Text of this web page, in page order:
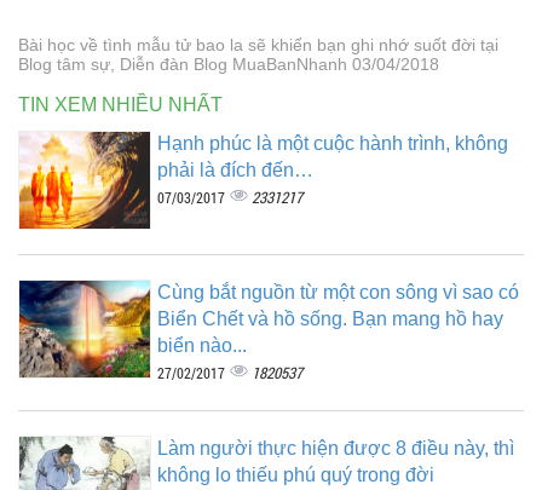
Bài học về tình mẫu tử bao la sẽ khiến bạn ghi nhớ suốt đời tại
Blog tâm sự, Diễn đàn Blog MuaBanNhanh 03/04/2018
TIN XEM NHIỀU NHẤT
Hạnh phúc là một cuộc hành trình, không
phải là đích đến…
07/03/2017 2331217
Cùng bắt nguồn từ một con sông vì sao có
Biển Chết và hồ sống. Bạn mang hồ hay
biển nào...
27/02/2017 1820537
Làm người thực hiện được 8 điều này, thì
không lo thiếu phú quý trong đời